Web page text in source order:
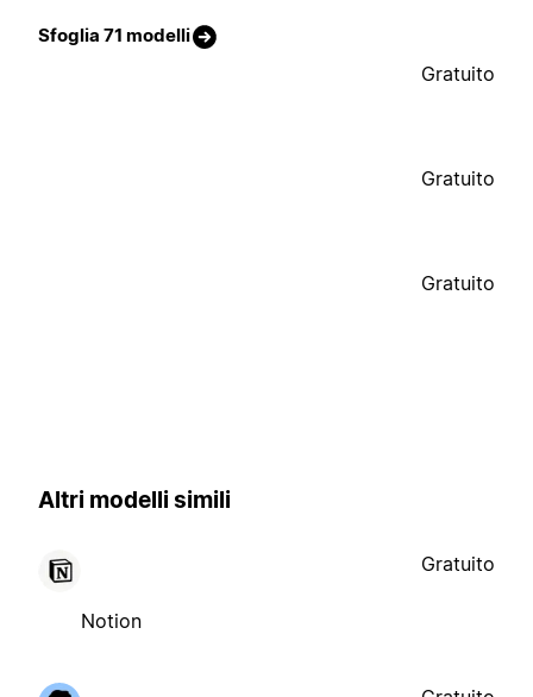
Sfoglia 71 modelli
Gratuito
Gratuito
Gratuito
Altri modelli simili
Notion
Gratuito